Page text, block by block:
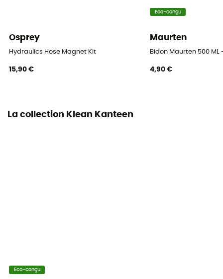
Osprey
Hydraulics Hose Magnet Kit
15,90 €
Eco-conçu
Maurten
Bidon Maurten 500 ML
4,90 €
La collection Klean Kanteen
Eco-conçu